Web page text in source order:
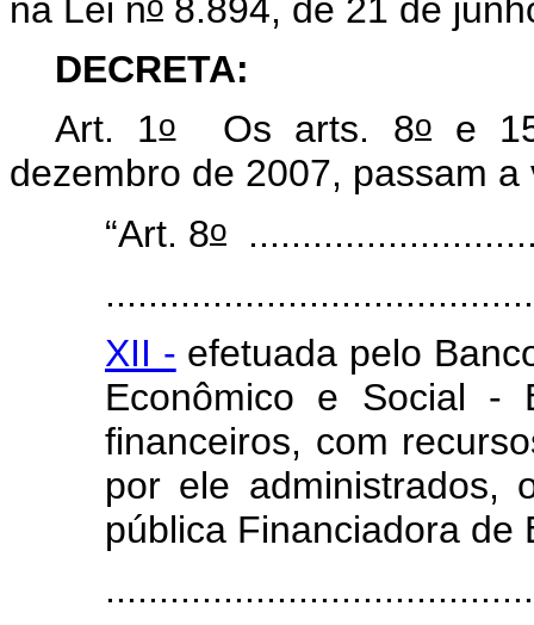
na Lei n
8.894, de 21 de
DECRETA:
Art. 1oOs arts. 8oe
dezembro de 2007, passam
“Art. 8o
XII - efetuada pelo
Econômico e Social -
financeiros, com
por ele administrados,
pública Financiadora de